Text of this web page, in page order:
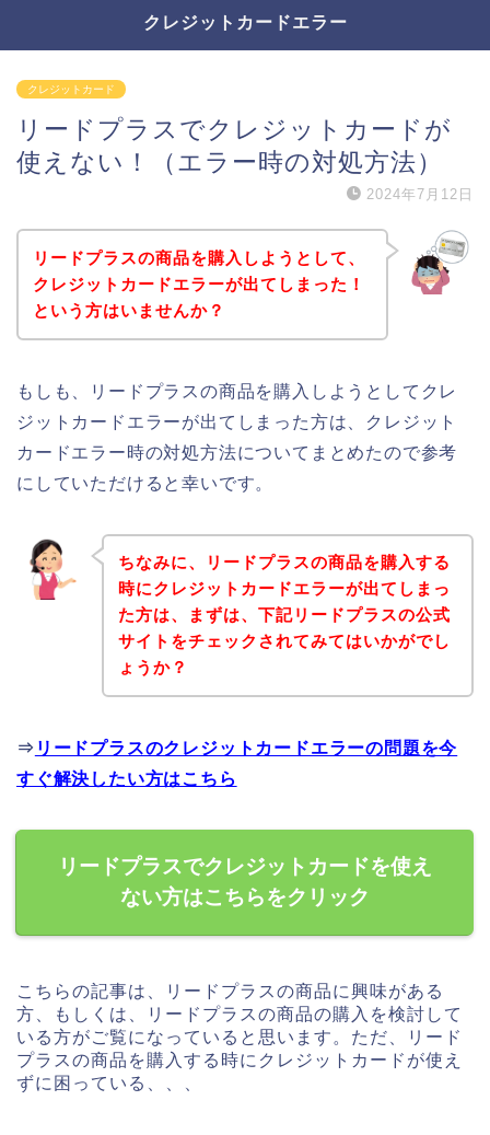
クレジットカードエラー
クレジットカード
リードプラスでクレジットカードが
使えない！（エラー時の対処方法）
2024年7月12日
リードプラスの商品を購入しようとして、
クレジットカードエラーが出てしまった！
という方はいませんか？
もしも、リードプラスの商品を購入しようとしてクレ
ジットカードエラーが出てしまった方は、クレジット
カードエラー時の対処方法についてまとめたので参考
にしていただけると幸いです。
ちなみに、リードプラスの商品を購入する
時にクレジットカードエラーが出てしまっ
た方は、まずは、下記リードプラスの公式
サイトをチェックされてみてはいかがでし
ょうか？
⇒ リードプラスのクレジットカードエラーの問題を今
すぐ解決したい方はこちら
リードプラスでクレジットカードを使え
ない方はこちらをクリック
こちらの記事は、リードプラスの商品に興味がある
方、もしくは、リードプラスの商品の購入を検討して
いる方がご覧になっていると思います。ただ、リード
プラスの商品を購入する時にクレジットカードが使え
ずに困っている、、、